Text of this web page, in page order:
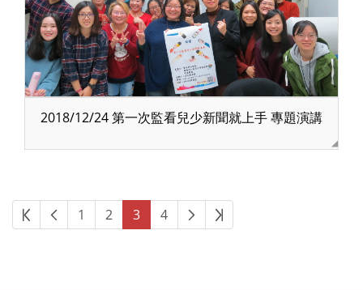
2018/12/24 第一次監看兒少新聞就上手 專題演講
第一頁上一頁
1 2 3 4 下一頁最後頁